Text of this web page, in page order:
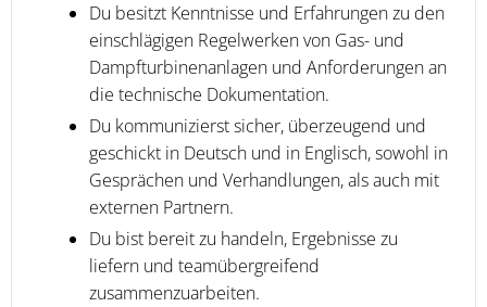
Du besitzt Kenntnisse und Erfahrungen zu den
einschlägigen Regelwerken von Gas- und
Dampfturbinenanlagen und Anforderungen an
die technische Dokumentation.
Du kommunizierst sicher, überzeugend und
geschickt in Deutsch und in Englisch, sowohl in
Gesprächen und Verhandlungen, als auch mit
externen Partnern.
Du bist bereit zu handeln, Ergebnisse zu
liefern und teamübergreifend
zusammenzuarbeiten.